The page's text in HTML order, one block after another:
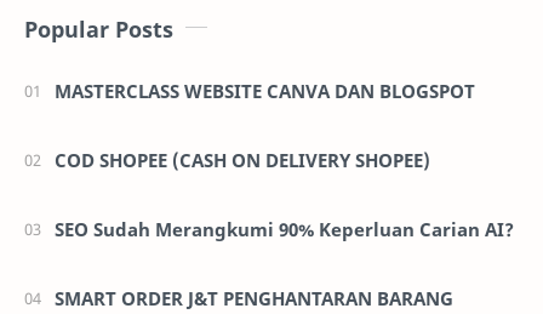
Popular Posts
MASTERCLASS WEBSITE CANVA DAN BLOGSPOT
COD SHOPEE (CASH ON DELIVERY SHOPEE)
SEO Sudah Merangkumi 90% Keperluan Carian AI?
SMART ORDER J&T PENGHANTARAN BARANG